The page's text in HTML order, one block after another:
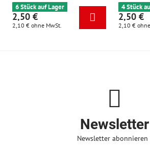
6 Stück auf Lager
2,50 €
2,10 € ohne MwSt.
4 Stück
2,50 €
2,10 €
Newsletter
Newsletter abonnieren